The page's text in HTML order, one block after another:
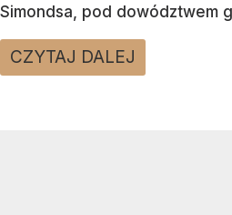
Simondsa, pod dowództwem
CZYTAJ DALEJ